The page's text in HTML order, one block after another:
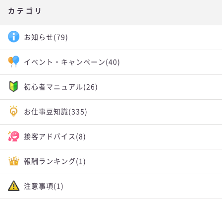
カテゴリ
お知らせ (79)
イベント・キャンペーン (40)
初心者マニュアル(26)
お仕事豆知識(335)
接客アドバイス (8)
報酬ランキング (1)
注意事項(1)